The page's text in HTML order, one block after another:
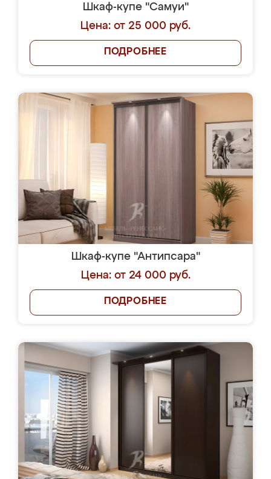
Шкаф-купе "Самуи"
Цена: от 25 000 руб.
ПОДРОБНЕЕ
Шкаф-купе "Антипсара"
Цена: от 24 000 руб.
ПОДРОБНЕЕ